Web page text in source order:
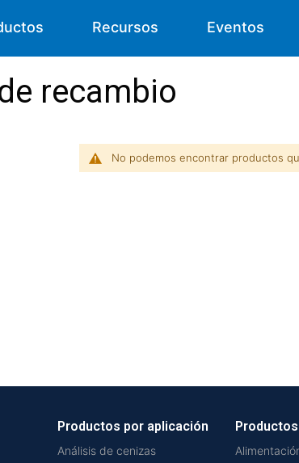
Recursos Eventos
recambio
No podemos encontrar productos
Productos por aplicación
Análisis de cenizas